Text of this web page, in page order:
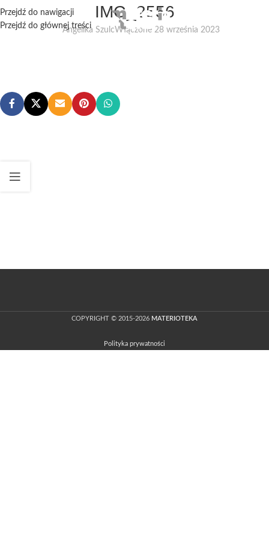
Przejdź do nawigacji
Przejdź do głównej treści
IMG_2556
Angelika SzulcWłączone 28 września 2023
COPYRIGHT © 2015-2026 MATERIOTEKA
Polityka prywatności